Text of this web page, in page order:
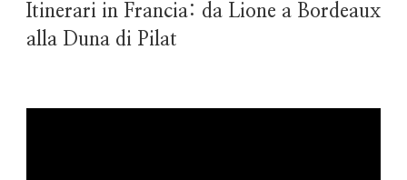
Itinerari in Francia: da Lione a Bordeaux
alla Duna di Pilat